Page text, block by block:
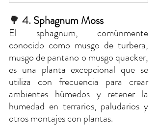
🌳 4. Sphagnum Moss
El sphagnum, comúnmente
conocido como musgo de turbera,
musgo de pantano o musgo quacker,
es una planta excepcional que se
utiliza con frecuencia para crear
ambientes húmedos y retener la
humedad en terrarios, paludarios y
otros montajes con plantas.